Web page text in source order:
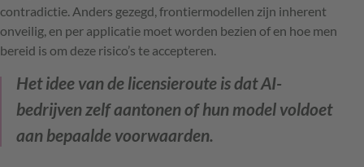
contradictie. Anders gezegd, frontiermodellen zijn inherent
onveilig, en per applicatie moet worden bezien of en hoe men
bereid is om deze risico’s te accepteren.
Het idee van de licensieroute is dat AI-
bedrijven zelf aantonen of hun model voldoet
aan bepaalde voorwaarden.